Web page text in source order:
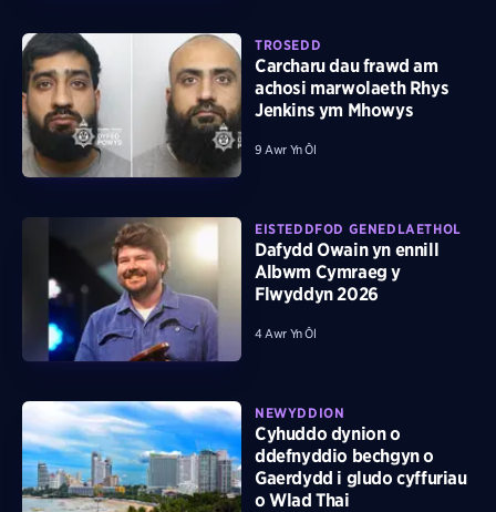
TROSEDD
Carcharu dau frawd am
achosi marwolaeth Rhys
Jenkins ym Mhowys
9 Awr Yn Ôl
EISTEDDFOD GENEDLAETHOL
Dafydd Owain yn ennill
Albwm Cymraeg y
Flwyddyn 2026
4 Awr Yn Ôl
NEWYDDION
Cyhuddo dynion o
ddefnyddio bechgyn o
Gaerdydd i gludo cyffuriau
o Wlad Thai